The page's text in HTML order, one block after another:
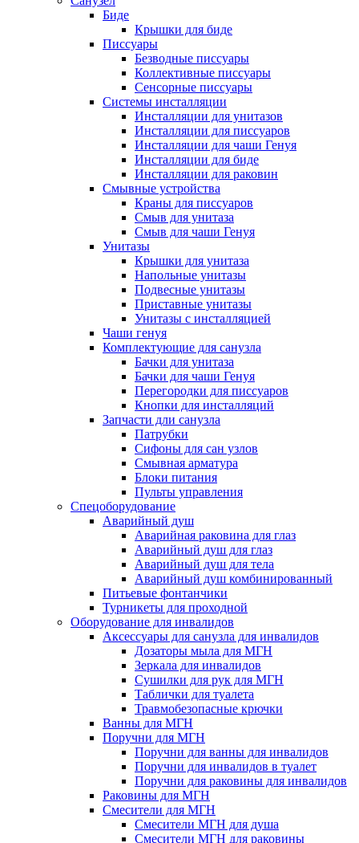
Биде
Крышки для биде
Писсуары
Безводные писсуары
Коллективные писсуары
Сенсорные писсуары
Системы инсталляции
Инсталляции для унитазов
Инсталляции для писсуаров
Инсталляции для чаши Генуя
Инсталляции для биде
Инсталляции для раковин
Смывные устройства
Краны для писсуаров
Смыв для унитаза
Смыв для чаши Генуя
Унитазы
Крышки для унитаза
Напольные унитазы
Подвесные унитазы
Приставные унитазы
Унитазы с инсталляцией
Чаши генуя
Комплектующие для санузла
Бачки для унитаза
Бачки для чаши Генуя
Перегородки для писсуаров
Кнопки для инсталляций
Запчасти дли санузла
Патрубки
Сифоны для сан узлов
Смывная арматура
Блоки питания
Пульты управления
Спецоборудование
Аварийный душ
Аварийная раковина для глаз
Аварийный душ для глаз
Аварийный душ для тела
Аварийный душ комбинированный
Питьевые фонтанчики
Турникеты для проходной
Оборудование для инвалидов
Аксессуары для санузла для инвалидов
Дозаторы мыла для МГН
Зеркала для инвалидов
Сушилки для рук для МГН
Таблички для туалета
Травмобезопасные крючки
Ванны для МГН
Поручни для МГН
Поручни для ванны для инвалидов
Поручни для инвалидов в туалет
Поручни для раковины для инвалидов
Раковины для МГН
Смесители для МГН
Смесители МГН для душа
Смесители МГН для раковины